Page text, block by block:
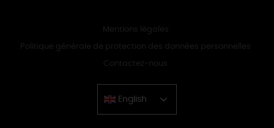
Mentions légales
Politique générale de protection des données personnelles
Contactez-nous
English
Chinese